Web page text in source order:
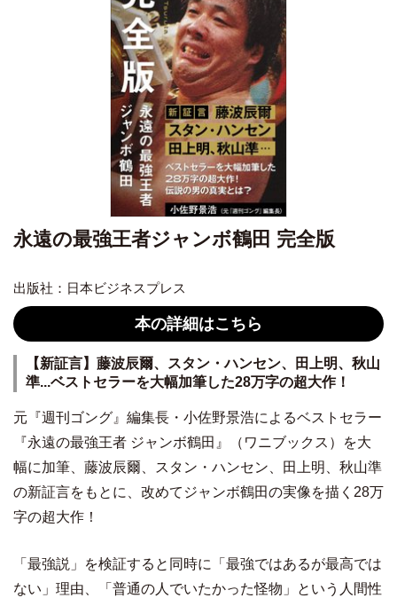
永遠の最強王者ジャンボ鶴田 完全版
出版社：日本ビジネスプレス
本の詳細はこちら
【新証言】藤波辰爾、スタン・ハンセン、田上明、秋山
準...ベストセラーを大幅加筆した28万字の超大作！
元『週刊ゴング』編集長・小佐野景浩によるベストセラー
『永遠の最強王者 ジャンボ鶴田』（ワニブックス）を大
幅に加筆、藤波辰爾、スタン・ハンセン、田上明、秋山準
の新証言をもとに、改めてジャンボ鶴田の実像を描く28万
字の超大作！
「最強説」を検証すると同時に「最強ではあるが最高では
ない」理由、「普通の人でいたかった怪物」という人間性